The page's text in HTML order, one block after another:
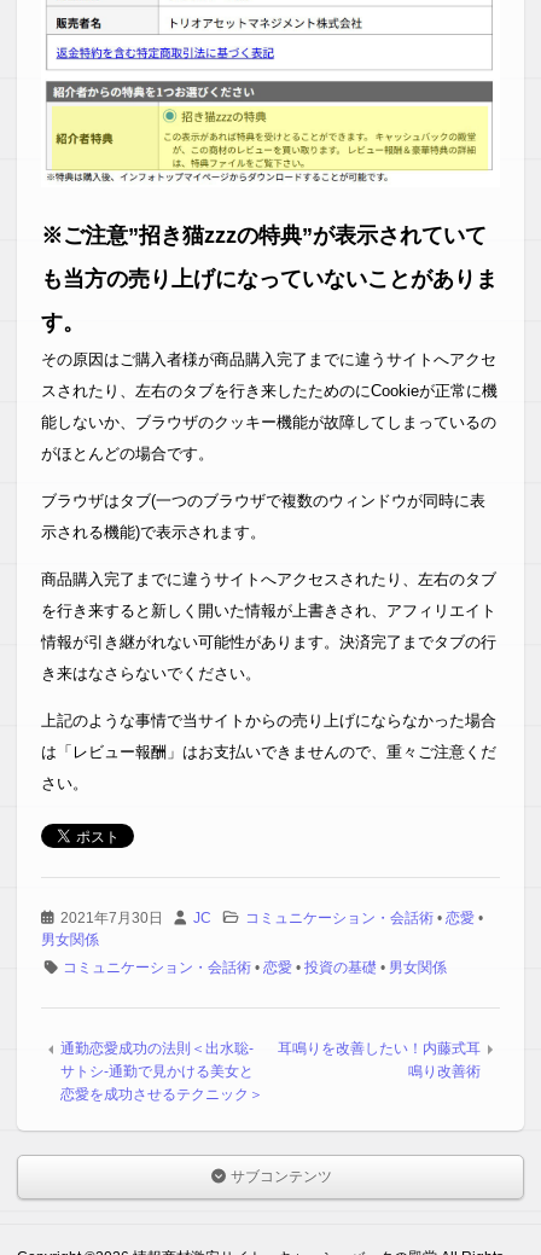
※ご注意”招き猫zzzの特典”が表示されていて
も当方の売り上げになっていないことがありま
す。
その原因はご購入者様が商品購入完了までに違うサイトへアクセ
スされたり、左右のタブを行き来したためのにCookieが正常に機
能しないか、ブラウザのクッキー機能が故障してしまっているの
がほとんどの場合です。
ブラウザはタブ(一つのブラウザで複数のウィンドウが同時に表
示される機能)で表示されます。
商品購入完了までに違うサイトへアクセスされたり、左右のタブ
を行き来すると新しく開いた情報が上書きされ、アフィリエイト
情報が引き継がれない可能性があります。決済完了までタブの行
き来はなさらないでください。
上記のような事情で当サイトからの売り上げにならなかった場合
は「レビュー報酬」はお支払いできませんので、重々ご注意くだ
さい。
2021年7月30日 JC コミュニケーション・会話術 • 恋愛 •
男女関係
コミュニケーション・会話術 • 恋愛 • 投資の基礎 • 男女関係
通勤恋愛成功の法則＜出水聡-
サトシ-通勤で見かける美女と
恋愛を成功させるテクニック＞
耳鳴りを改善したい！内藤式耳
鳴り改善術
サブコンテンツ